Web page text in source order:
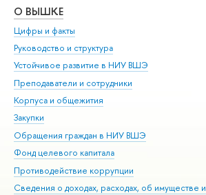
О ВЫШКЕ
Цифры и факты
Руководство и структура
Устойчивое развитие в НИУ ВШЭ
Преподаватели и сотрудники
Корпуса и общежития
Закупки
Обращения граждан в НИУ ВШЭ
Фонд целевого капитала
Противодействие коррупции
Сведения о доходах, расходах, об имуществе и